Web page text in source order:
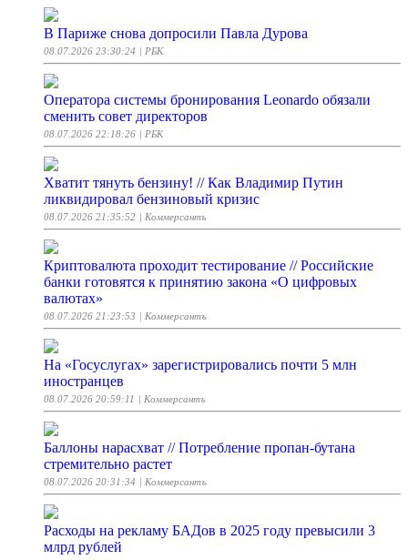
В Париже снова допросили Павла Дурова
08.07.2026 23:30:24 | РБК
Оператора системы бронирования Leonardo обязали
сменить совет директоров
08.07.2026 22:18:26 | РБК
Хватит тянуть бензину! // Как Владимир Путин
ликвидировал бензиновый кризис
08.07.2026 21:35:52 | Коммерсантъ
Криптовалюта проходит тестирование // Российские
банки готовятся к принятию закона «О цифровых
валютах»
08.07.2026 21:23:53 | Коммерсантъ
На «Госуслугах» зарегистрировались почти 5 млн
иностранцев
08.07.2026 20:59:11 | Коммерсантъ
Баллоны нарасхват // Потребление пропан-бутана
стремительно растет
08.07.2026 20:31:34 | Коммерсантъ
Расходы на рекламу БАДов в 2025 году превысили 3
млрд рублей